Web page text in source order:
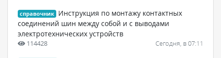
справочник
Инструкция по монтажу контактных
соединений шин между собой и с выводами
электротехнических устройств
114428 Сегодня, в 07:11